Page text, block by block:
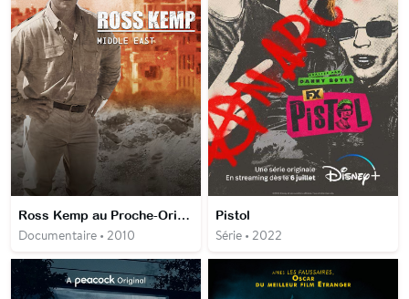
Ross Kemp au Proche-Orient
Documentaire • 2010
Pistol
Série • 2022